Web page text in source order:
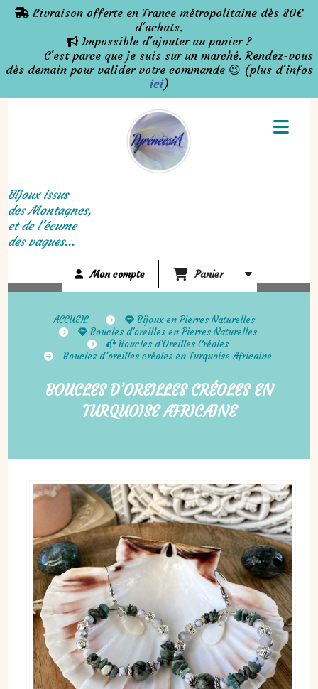
 Livraison offerte en France métropolitaine dès 80€
d'achats.
 Impossible d'ajouter au panier ?
C'est parce que je suis sur un marché. Rendez-vous
dès demain pour valider votre commande 😉 (plus d'infos
ici)
Bijoux issus
des Montagnes,
et de l'écume
des vagues...
Mon compte Panier
ACCUEIL
Bijoux en Pierres Naturelles
Boucles d'oreilles en Pierres Naturelles
Boucles d'Oreilles Créoles
Boucles d’oreilles créoles en Turquoise Africaine
BOUCLES D’OREILLES CRÉOLES EN
TURQUOISE AFRICAINE
Panneau de gestion des cookies